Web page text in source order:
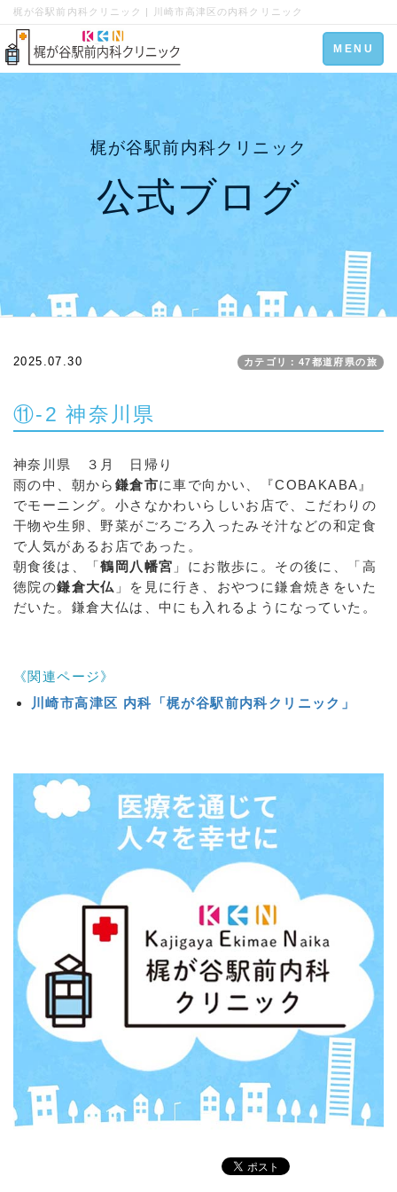
梶が谷駅前内科クリニック | 川崎市高津区の内科クリニック
Toggle
navigation
MENU
梶が谷駅前内科クリニック
公式ブログ
2025.07.30 カテゴリ：47都道府県の旅
⑪-2 神奈川県
神奈川県 ３月 日帰り
雨の中、朝から 鎌倉市に車で向かい、『COBAKABA』
でモーニング。小さなかわいらしいお店で、こだわりの
干物や生卵、野菜がごろごろ入ったみそ汁などの和定食
で人気があるお店であった。
朝食後は、「鶴岡八幡宮 」にお散歩に。その後に、「高
徳院の鎌倉大仏 」を見に行き、おやつに鎌倉焼きをいた
だいた。鎌倉大仏は、中にも入れるようになっていた。
《関連ページ》
川崎市高津区 内科「梶が谷駅前内科クリニック」